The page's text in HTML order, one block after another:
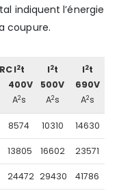
indiquent l’énergie
coupure.
I2t
400V
A2s
I2t
500V
A2s
I2t
690V
A2s
8574 10310 14630
13805 16602 23571
24472 29430 41786